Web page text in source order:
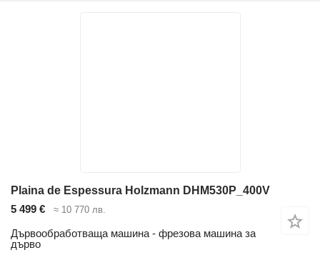
Plaina de Espessura Holzmann DHM530P_400V
5 499 €
≈ 10 770 лв.
Дървообработваща машина - фрезова машина за
дърво